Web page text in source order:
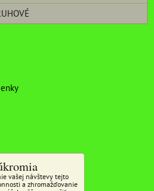
vašej návštevy tejto
a zhromažďovanie